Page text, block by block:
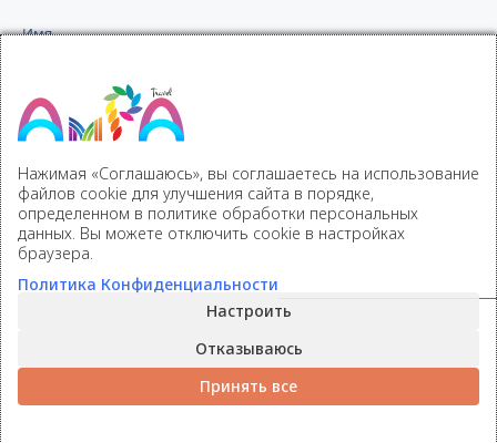
Имя
(Обязательно)
© 2023-2026
- AmRa.Travel -
Туристические услуги
полного цикла
Нажимая «Соглашаюсь», вы соглашаетесь на использование
файлов cookie для улучшения сайта в порядке,
определенном в политике обработки персональных
данных. Вы можете отключить cookie в настройках
браузера.
Политика Конфиденциальности
Настроить
Отказываюсь
Принять все